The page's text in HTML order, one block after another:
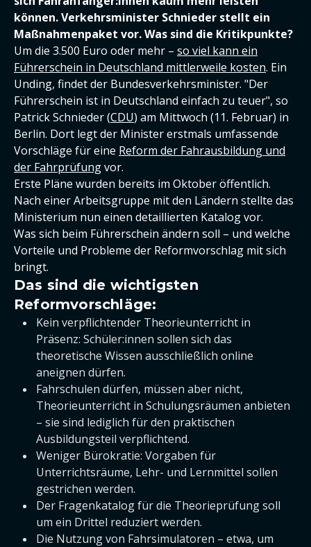
können. Verkehrsminister Schnieder stellt ein
Maßnahmenpaket vor. Was sind die Kritikpunkte?
Um die 3.500 Euro oder mehr – so viel kann ein
Führerschein in Deutschland mittlerweile kosten. Ein
Unding, findet der Bundesverkehrsminister. "Der
Führerschein ist in Deutschland einfach zu teuer", so
Patrick Schnieder (CDU) am Mittwoch (11. Februar) in
Berlin. Dort legt der Minister erstmals umfassende
Vorschläge für eine Reform der Fahrausbildung und
der Fahrprüfungvor.
Erste Pläne wurden bereits im Oktober öffentlich.
Nach einer Arbeitsgruppe mit den Ländern stellte das
Ministerium nun einen detaillierten Katalog vor.
Was sich beim Führerschein ändern soll – und welche
Vorteile und Probleme der Reformvorschlag mit sich
bringt.
Das sind die wichtigsten
Reformvorschläge:
Kein verpflichtender Theorieunterricht in
Präsenz: Schüler:innen sollen sich das
theoretische Wissen ausschließlich online
aneignen dürfen.
Fahrschulen dürfen, müssen aber nicht,
Theorieunterricht in Schulungsräumen anbieten
– sie sind lediglich für den praktischen
Ausbildungsteil verpflichtend.
Weniger Bürokratie: Vorgaben für
Unterrichtsräume, Lehr- und Lernmittel sollen
gestrichen werden.
Der Fragenkatalog für die Theorieprüfung soll
um ein Drittel reduziert werden.
Die Nutzung von Fahrsimulatoren – etwa, um